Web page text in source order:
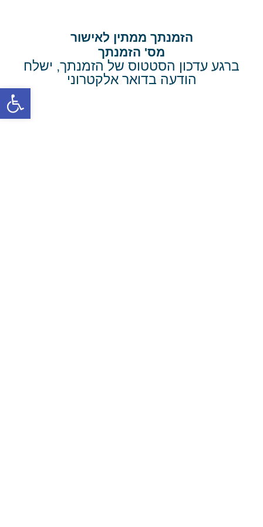
פתח
הזמנתך ממתין לאישור
מס' הזמנתך
ברגע עדכון הסטטוס של הזמנתך, ישלח
הודעה בדואר אלקטרוני